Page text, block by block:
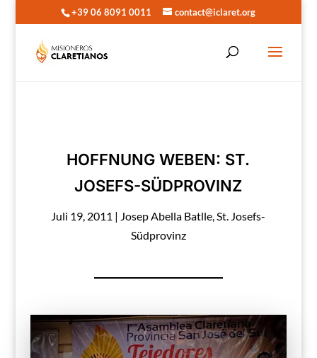
+39 06 8091 0011 contact@iclaret.org
HOFFNUNG WEBEN: ST.
JOSEFS-SÜDPROVINZ
Juli 19, 2011 | Josep Abella Batlle,St. Josefs-
Südprovinz